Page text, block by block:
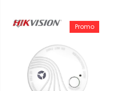
était :
DT 122,000.
est :
DT 115,000.
Promo